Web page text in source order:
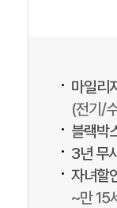
• 마일리
(전기/
• 블랙박
• 3년 무
• 자녀할
~만 15